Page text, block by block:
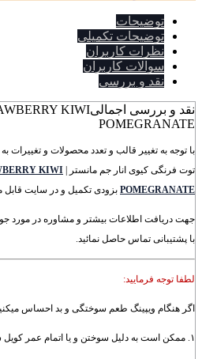
توضیحات
توضیحات تکمیلی
نظرات کاربران
سوالات کاربران
نقد و بررسی
نقد و بررسی اجمالیKIWI
POMEGRANATE
با توجه به تغییر قالب و تعدد محصولات و
توت فرنگی کیوی انار جم مانستر | KIWI
POMEGRANATE بزودی تکمیل و در سایت قابل
جهت دریافت اطلاعات بیشتر و مشاوره در مورد
با پشتیبانی تماس حاصل نمائید.
لطفا توجه فرمایید:
اگر هنگام ویپینگ طعم سوختگی و بد احساس
۱. ممکن است به دلیل سوختن و یا اتمام عمر کویل شما باشد.